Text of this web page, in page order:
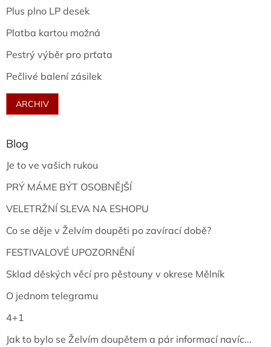
Plus plno LP desek
Platba kartou možná
Pestrý výběr pro prťata
Pečlivé balení zásilek
ARCHIV
Blog
Je to ve vašich rukou
PRÝ MÁME BÝT OSOBNĚJŠÍ
VELETRŽNÍ SLEVA NA ESHOPU
Co se děje v Želvím doupěti po zavírací době?
FESTIVALOVÉ UPOZORNĚNÍ
Sklad děských věcí pro pěstouny v okrese Mělník
O jednom telegramu
4+1
Jak to bylo se Želvím doupětem a pár informací navíc...